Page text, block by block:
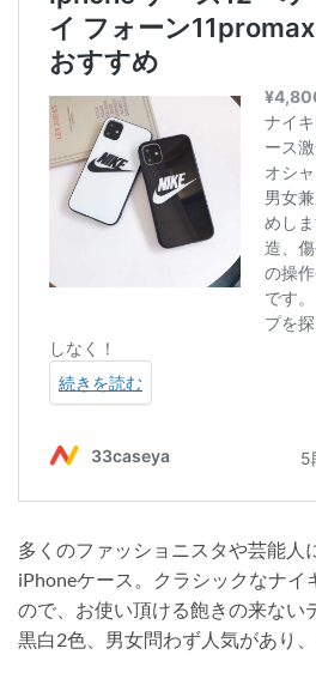
多くのファッショニスタや芸能人
iPhoneケース。クラシックなナイ
ので、お使い頂ける飽きの来ない
黒白2色、男女問わず人気があり